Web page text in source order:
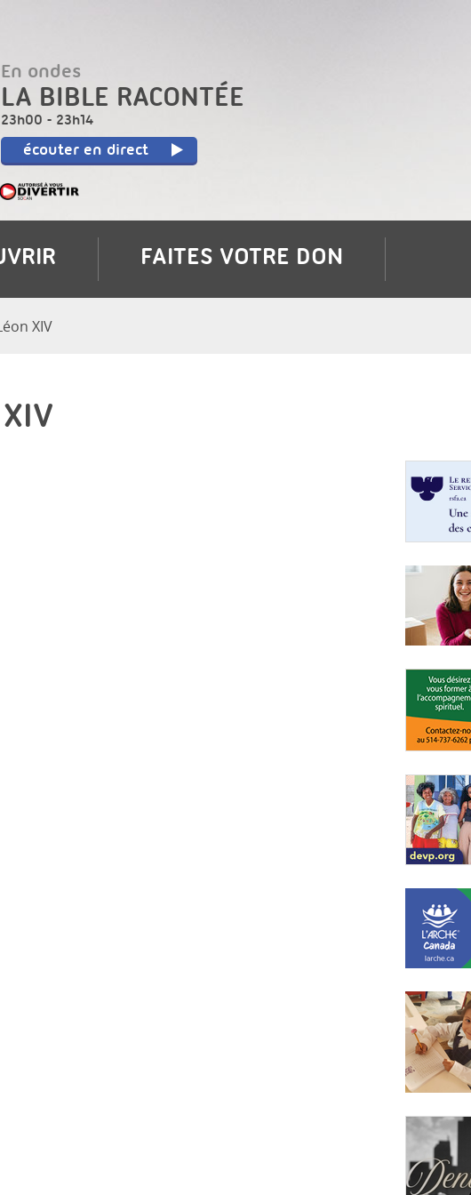
contenu
principal
En ondes
LA BIBLE RACONTÉE
23h00 - 23h14
écouter en direct
FAITES VOTRE DON
XIV